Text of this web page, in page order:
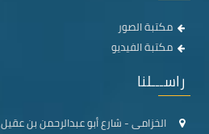
مكتبة الصور
مكتبة الفيديو
راســـلنا
الخزامى - شارع أبو عبدالرحمن بن عقيل